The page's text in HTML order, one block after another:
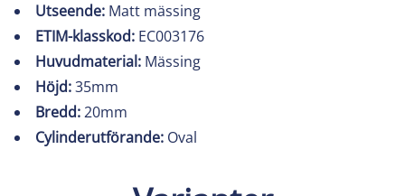
Utseende: Matt mässing
ETIM-klasskod: EC003176
Huvudmaterial: Mässing
Höjd:35mm
Bredd:20mm
Cylinderutförande: Oval